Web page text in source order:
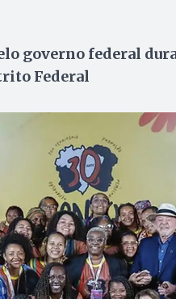
governo federal
Federal